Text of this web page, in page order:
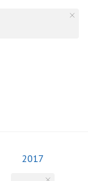
2017